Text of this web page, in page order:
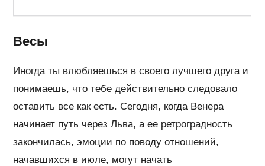
Весы
Иногда ты влюбляешься в своего лучшего друга и
понимаешь, что тебе действительно следовало
оставить все как есть. Сегодня, когда Венера
начинает путь через Льва, а ее ретроградность
закончилась, эмоции по поводу отношений,
начавшихся в июле, могут начать